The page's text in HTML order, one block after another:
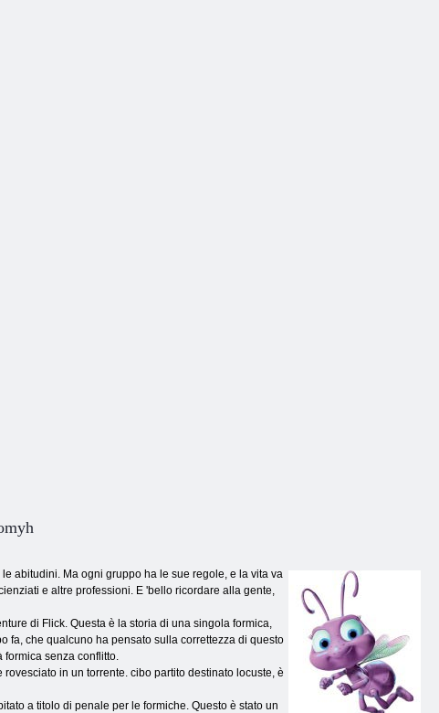
abitudini. Ma ogni gruppo ha le sue regole, e la vita va
e altre professioni. E 'bello ricordare alla gente,
di Flick. Questa è la storia di una singola formica,
fa, che qualcuno ha pensato sulla correttezza di questo
formica senza conflitto.
in un torrente. cibo partito destinato locuste, è
a titolo di penale per le formiche. Questo è stato un